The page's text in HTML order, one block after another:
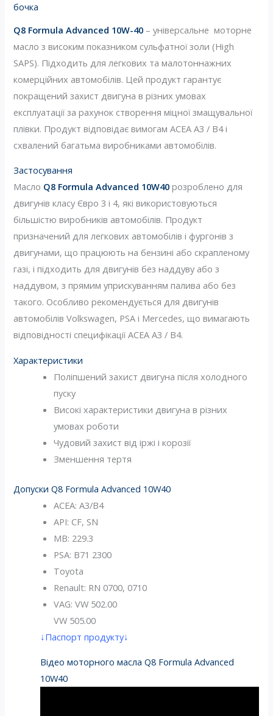
бочка
Q8 Formula Advanced 10W-40 – універсальне моторне
масло з високим показником сульфатної золи (High
SAPS). Підходить для легкових та малотоннажних
комерційних автомобілів. Цей продукт гарантує
покращений захист двигуна в різних умовах
експлуатації за рахунок створення міцної змащувальної
плівки. Продукт відповідає вимогам ACEA A3 / B4 і
схвалений багатьма виробниками автомобілів.
Застосування
Масло Q8 Formula Advanced 10W40 розроблено для
двигунів класу Євро 3 і 4, які використовуються
більшістю виробників автомобілів. Продукт
призначений для легкових автомобілів і фургонів з
двигунами, що працюють на бензині або скрапленому
газі, і підходить для двигунів без наддуву або з
наддувом, з прямим уприскуванням палива або без
такого. Особливо рекомендується для двигунів
автомобілів Volkswagen, PSA і Mercedes, що вимагають
відповідності специфікації ACEA A3 / B4.
Характеристики
Поліпшений захист двигуна після холодного
пуску
Високі характеристики двигуна в різних
умовах роботи
Чудовий захист від іржі і корозії
Зменшення тертя
Допуски Q8 Formula Advanced 10W40
ACEA: A3/B4
API: CF, SN
MB: 229.3
PSA: B71 2300
Toyota
Renault: RN 0700, 0710
VAG: VW 502.00
VW 505.00
↓Паспорт продукту↓
Відео моторного масла Q8 Formula Advanced
10W40